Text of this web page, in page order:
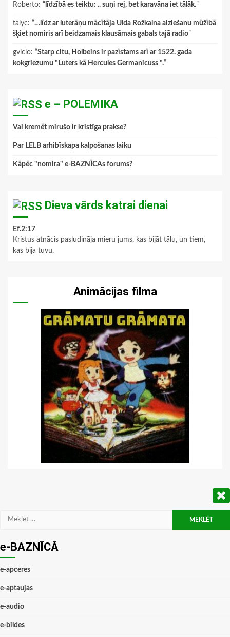
Roberto: “ līdzībā es teiktu: .. suņi rej, bet karavāna iet tālāk.”
talyc: “…līdz ar luterāņu mācītāja Ulda Rožkalna aiziešanu mūžībā
šķiet nomiris arī beidzamais klausāmais gabals tajā radio”
gviclo: “Starp citu, Holbeins ir pazīstams arī ar 1522. gada
kokgriezumu "Luters kā Hercules Germanicuss ".”
e – POLEMIKA
Vai kremēt mirušo ir kristīga prakse?
Par LELB arhibīskapa kalpošanas laiku
Kāpēc "nomira" e-BAZNĪCAs forums?
Dieva vārds katrai dienai
Ef.2:17
Kristus atnācis pasludināja mieru jums, kas bijāt tālu, un tiem,
kas bija tuvu,
Animācijas filma
Meklēt:
e-BAZNĪCĀ
e-apceres
e-aptaujas
e-audio
e-bildes